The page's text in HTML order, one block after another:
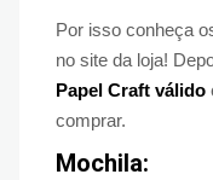
Por isso conheça
no site da loja!
Papel Craft válido
comprar.
Mochila: